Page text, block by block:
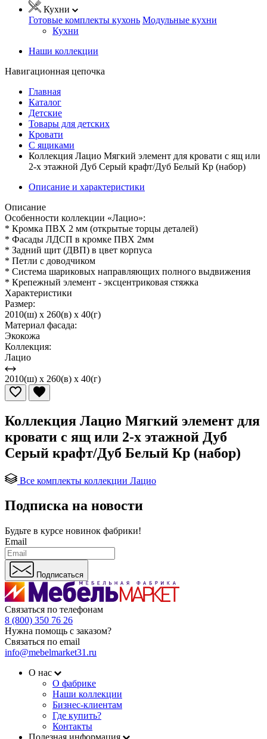
Кухни
Готовые комплекты кухонь Модульные кухни
Кухни
Наши коллекции
Навигационная цепочка
Главная
Каталог
Детские
Товары для детских
Кровати
С ящиками
Коллекция Лацио Мягкий элемент для кровати с ящ или
2-х этажной Дуб Серый крафт/Дуб Белый Кр (набор)
Описание и характеристики
Описание
Особенности коллекции «Лацио»:
* Кромка ПВХ 2 мм (открытые торцы деталей)
* Фасады ЛДСП в кромке ПВХ 2мм
* Задний щит (ДВП) в цвет корпуса
* Петли с доводчиком
* Система шариковых направляющих полного выдвижения
* Крепежный элемент - эксцентриковая стяжка
Характеристики
Размер:
2010(ш) x 260(в) x 40(г)
Материал фасада:
Экокожа
Коллекция:
Лацио
2010(ш) x 260(в) x 40(г)
Коллекция Лацио Мягкий элемент для
кровати с ящ или 2-х этажной Дуб
Серый крафт/Дуб Белый Кр (набор)
Все комплекты коллекции Лацио
Подписка на новости
Будьте в курсе новинок фабрики!
Email
Подписаться
Связаться по телефонам
8 (800) 350 76 26
Нужна помощь с заказом?
Связаться по email
info@mebelmarket31.ru
О нас
О фабрике
Наши коллекции
Бизнес-клиентам
Где купить?
Контакты